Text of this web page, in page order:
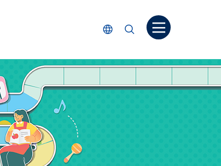
選擇語言
搜尋 打開菜单